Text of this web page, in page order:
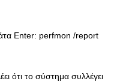
Enter: perfmon /report
ότι το σύστημα συλλέγει